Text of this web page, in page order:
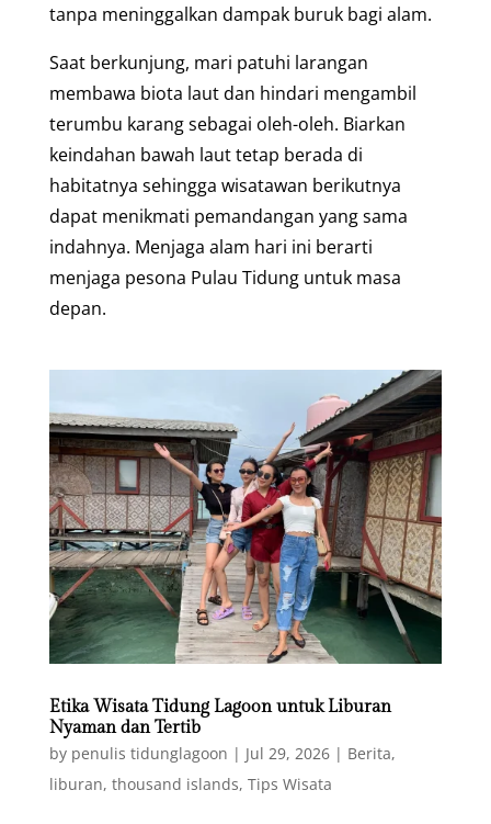
tanpa meninggalkan dampak buruk bagi alam.
Saat berkunjung, mari patuhi larangan
membawa biota laut dan hindari mengambil
terumbu karang sebagai oleh-oleh. Biarkan
keindahan bawah laut tetap berada di
habitatnya sehingga wisatawan berikutnya
dapat menikmati pemandangan yang sama
indahnya. Menjaga alam hari ini berarti
menjaga pesona Pulau Tidung untuk masa
depan.
Etika Wisata Tidung Lagoon untuk Liburan
Nyaman dan Tertib
by penulis tidunglagoon | Jul 29, 2026| Berita,
liburan, thousand islands, Tips Wisata